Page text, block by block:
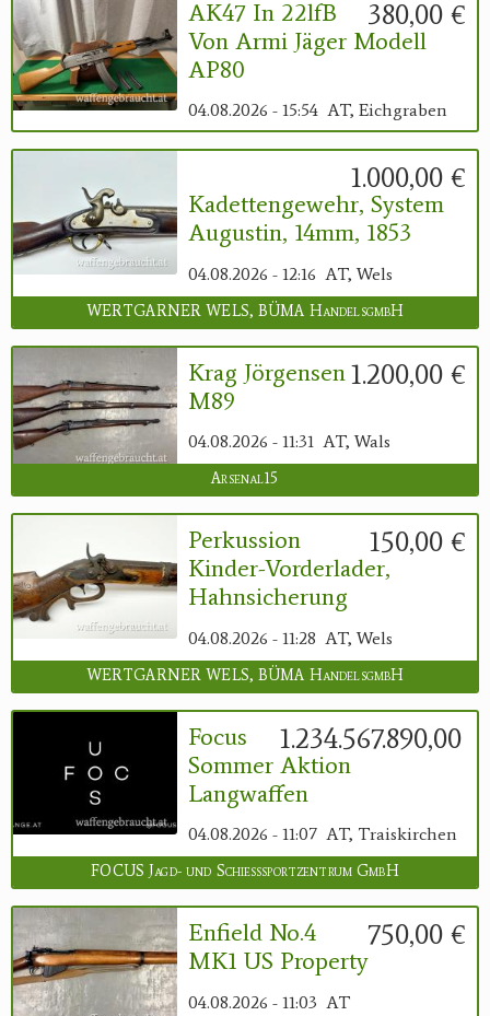
380,00 €
AK47 In 22lfB
Von Armi Jäger Modell
AP80
04.08.2026 - 15:54 AT, Eichgraben
1.000,00 €
Kadettengewehr, System
Augustin, 14mm, 1853
04.08.2026 - 12:16 AT, Wels
WERTGARNER WELS, BÜMA HandelsgmbH
1.200,00 €
Krag Jörgensen
M89
04.08.2026 - 11:31 AT, Wals
Arsenal15
150,00 €
Perkussion
Kinder-Vorderlader,
Hahnsicherung
04.08.2026 - 11:28 AT, Wels
WERTGARNER WELS, BÜMA HandelsgmbH
1.234.567.890,00 €
Focus
Sommer Aktion
Langwaffen
04.08.2026 - 11:07 AT, Traiskirchen
FOCUS Jagd- und Schießsportzentrum GmbH
750,00 €
Enfield No.4
MK1 US Property
04.08.2026 - 11:03 AT